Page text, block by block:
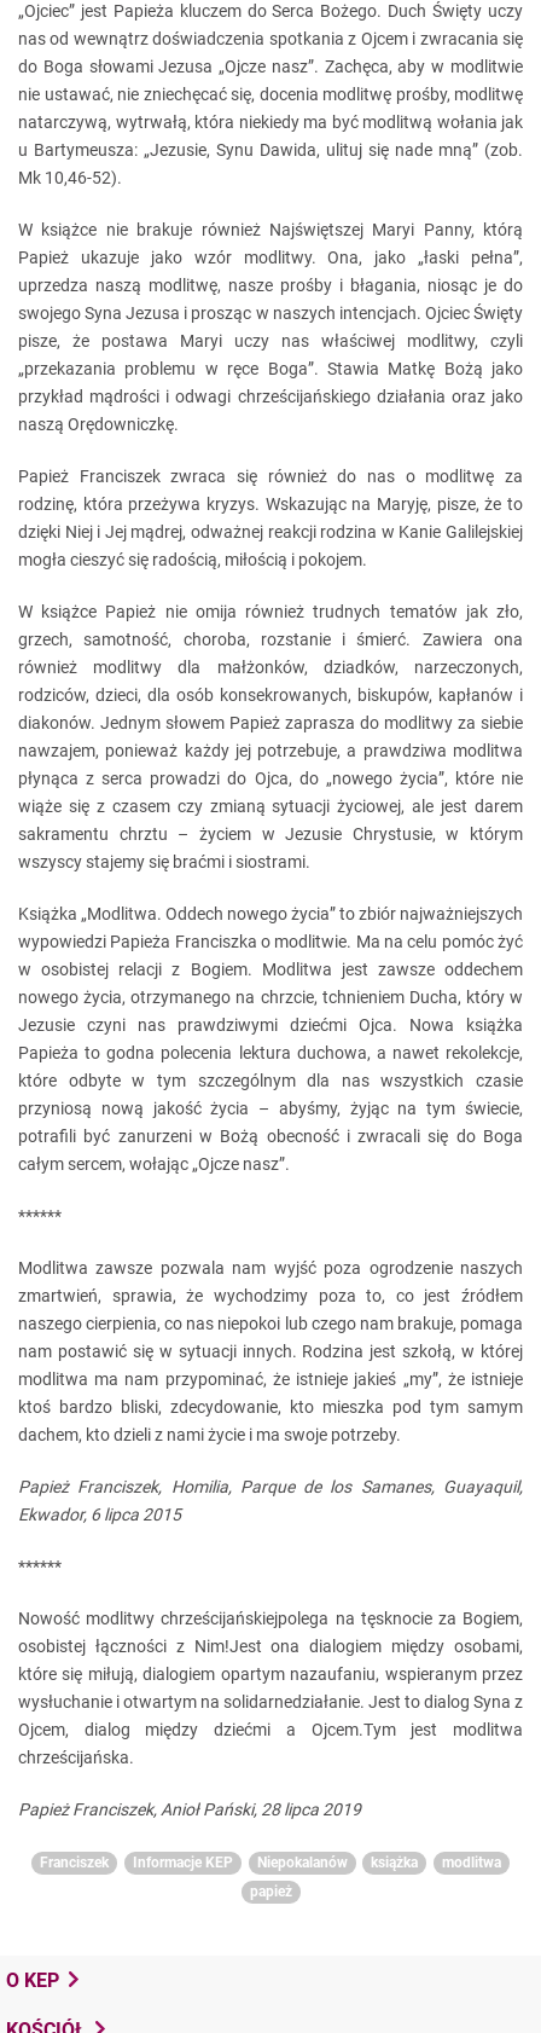
„Ojciec” jest Papieża kluczem do Serca Bożego. Duch Święty uczy
nas od wewnątrz doświadczenia spotkania z Ojcem i zwracania się
do Boga słowami Jezusa „Ojcze nasz”. Zachęca, aby w modlitwie
nie ustawać, nie zniechęcać się, docenia modlitwę prośby, modlitwę
natarczywą, wytrwałą, która niekiedy ma być modlitwą wołania jak
u Bartymeusza: „Jezusie, Synu Dawida, ulituj się nade mną” (zob.
Mk 10,46-52).
W książce nie brakuje również Najświętszej Maryi Panny, którą
Papież ukazuje jako wzór modlitwy. Ona, jako „łaski pełna”,
uprzedza naszą modlitwę, nasze prośby i błagania, niosąc je do
swojego Syna Jezusa i prosząc w naszych intencjach. Ojciec Święty
pisze, że postawa Maryi uczy nas właściwej modlitwy, czyli
„przekazania problemu w ręce Boga”. Stawia Matkę Bożą jako
przykład mądrości i odwagi chrześcijańskiego działania oraz jako
naszą Orędowniczkę.
Papież Franciszek zwraca się również do nas o modlitwę za
rodzinę, która przeżywa kryzys. Wskazując na Maryję, pisze, że to
dzięki Niej i Jej mądrej, odważnej reakcji rodzina w Kanie Galilejskiej
mogła cieszyć się radością, miłością i pokojem.
W książce Papież nie omija również trudnych tematów jak zło,
grzech, samotność, choroba, rozstanie i śmierć. Zawiera ona
również modlitwy dla małżonków, dziadków, narzeczonych,
rodziców, dzieci, dla osób konsekrowanych, biskupów, kapłanów i
diakonów. Jednym słowem Papież zaprasza do modlitwy za siebie
nawzajem, ponieważ każdy jej potrzebuje, a prawdziwa modlitwa
płynąca z serca prowadzi do Ojca, do „nowego życia”, które nie
wiąże się z czasem czy zmianą sytuacji życiowej, ale jest darem
sakramentu chrztu – życiem w Jezusie Chrystusie, w którym
wszyscy stajemy się braćmi i siostrami.
Książka „Modlitwa. Oddech nowego życia” to zbiór najważniejszych
wypowiedzi Papieża Franciszka o modlitwie. Ma na celu pomóc żyć
w osobistej relacji z Bogiem. Modlitwa jest zawsze oddechem
nowego życia, otrzymanego na chrzcie, tchnieniem Ducha, który w
Jezusie czyni nas prawdziwymi dziećmi Ojca. Nowa książka
Papieża to godna polecenia lektura duchowa, a nawet rekolekcje,
które odbyte w tym szczególnym dla nas wszystkich czasie
przyniosą nową jakość życia – abyśmy, żyjąc na tym świecie,
potrafili być zanurzeni w Bożą obecność i zwracali się do Boga
całym sercem, wołając „Ojcze nasz”.
******
Modlitwa zawsze pozwala nam wyjść poza ogrodzenie naszych
zmartwień, sprawia, że wychodzimy poza to, co jest źródłem
naszego cierpienia, co nas niepokoi lub czego nam brakuje, pomaga
nam postawić się w sytuacji innych. Rodzina jest szkołą, w której
modlitwa ma nam przypominać, że istnieje jakieś „my”, że istnieje
ktoś bardzo bliski, zdecydowanie, kto mieszka pod tym samym
dachem, kto dzieli z nami życie i ma swoje potrzeby.
Papież Franciszek, Homilia, Parque de los Samanes, Guayaquil,
Ekwador, 6 lipca 2015
******
Nowość modlitwy chrześcijańskiejpolega na tęsknocie za Bogiem,
osobistej łączności z Nim!Jest ona dialogiem między osobami,
które się miłują, dialogiem opartym nazaufaniu, wspieranym przez
wysłuchanie i otwartym na solidarnedziałanie. Jest to dialog Syna z
Ojcem, dialog między dziećmi a Ojcem.Tym jest modlitwa
chrześcijańska.
Papież Franciszek, Anioł Pański, 28 lipca 2019
Franciszek Informacje KEP Niepokalanów książka
modlitwa
papież
O KEP